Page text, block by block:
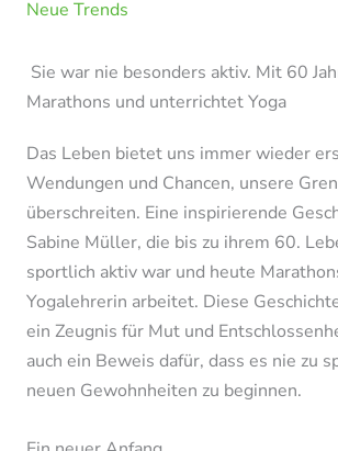
Neue Trends
Sie war nie besonders aktiv. Mit 60
Marathons und unterrichtet Yoga
Das Leben bietet uns immer wieder
Wendungen und Chancen, unsere
überschreiten. Eine inspirierende
Sabine Müller, die bis zu ihrem 60.
sportlich aktiv war und heute
Yogalehrerin arbeitet. Diese
ein Zeugnis für Mut und
auch ein Beweis dafür, dass es nie zu
neuen Gewohnheiten zu beginnen.